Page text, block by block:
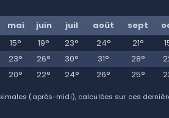
mai juin juil août sept
15° 19° 23° 24° 21°
23° 26° 30° 31° 28°
20° 22° 24° 26° 25°
(après-midi), calculées sur ces